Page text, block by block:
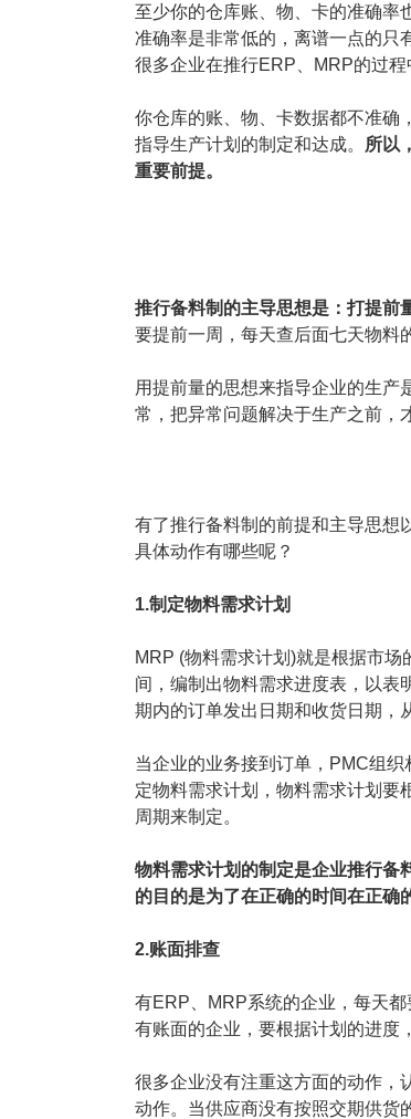
至少你的仓库账、物、卡的准确率
准确率是非常低的，离谱一点的只
很多企业在推行ERP、MRP的过程
你仓库的账、物、卡数据都不准确
指导生产计划的制定和达成。
所以
重要前提。
推行备料制的主导思想是：打提前
要提前一周，每天查后面七天物料
用提前量的思想来指导企业的生产
常，把异常问题解决于生产之前，
有了推行备料制的前提和主导思想
具体动作有哪些呢？
1.制定物料需求计划
MRP (物料需求计划)就是根据市
间，编制出物料需求进度表，以表
期内的订单发出日期和收货日期，
当企业的业务接到订单，PMC组
定物料需求计划，物料需求计划要
周期来制定。
物料需求计划的制定是企业推行备
的目的是为了在正确的时间在正确
2.账面排查
有ERP、MRP系统的企业，每天
有账面的企业，要根据计划的进度
很多企业没有注重这方面的动作，
动作。当供应商没有按照交期供货